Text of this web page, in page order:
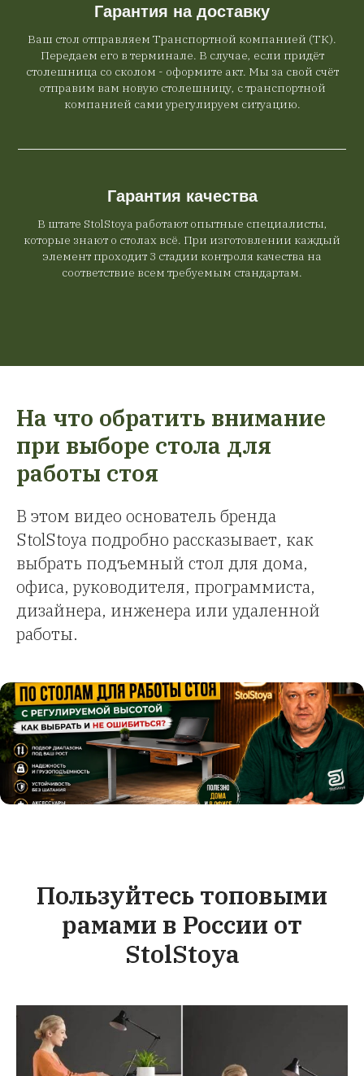
Гарантия на доставку
Ваш стол отправляем Транспортной компанией (ТК).
Передаем его в терминале. В случае, если придёт
столешница со сколом - оформите акт. Мы за свой счёт
отправим вам новую столешницу, с транспортной
компанией сами урегулируем ситуацию.
Гарантия качества
В штате StolStoya работают опытные специалисты,
которые знают о столах всё. При изготовлении каждый
элемент проходит 3 стадии контроля качества на
соответствие всем требуемым стандартам.
На что обратить внимание
при выборе стола для
работы стоя
В этом видео основатель бренда
StolStoya подробно рассказывает, как
выбрать подъемный стол для дома,
офиса, руководителя, программиста,
дизайнера, инженера или удаленной
работы.
Пользуйтесь топовыми
рамами в России от
StolStoya